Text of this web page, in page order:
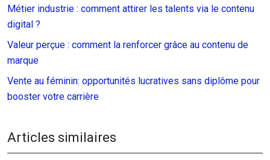
Métier industrie : comment attirer les talents via le contenu
digital ?
Valeur perçue : comment la renforcer grâce au contenu de
marque
Vente au féminin: opportunités lucratives sans diplôme pour
booster votre carrière
Articles similaires